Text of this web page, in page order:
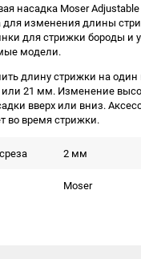
насадка Moser
для изменения длины
для стрижки бороды и
модели.
длину стрижки на
или 21 мм. Изменение
вверх или вниз.
во время стрижки.
2 мм
Moser